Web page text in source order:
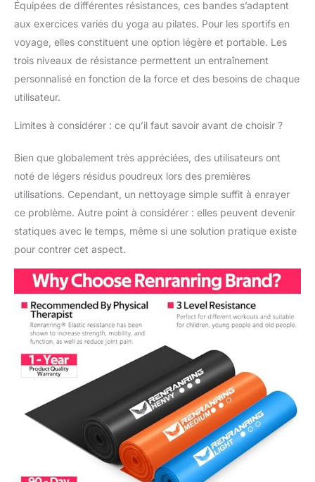
Équipées de différentes résistances, ces bandes s’adaptent
aux exercices variés du yoga au pilates. Pour les sportifs en
voyage, elles constituent une option légère et portable. Les
trois niveaux de résistance permettent un entraînement
personnalisé en fonction de la force et des besoins de chaque
utilisateur.
Limites à considérer : ce qu’il faut savoir avant de choisir ?
Bien que globalement très appréciées, des utilisateurs ont
noté de légers résidus poudreux lors des premières
utilisations. Cependant, un nettoyage simple suffit à enrayer
ce problème. Autre point à considérer : elles peuvent devenir
statiques avec le temps, même si une solution pratique existe
pour contrer cet aspect.